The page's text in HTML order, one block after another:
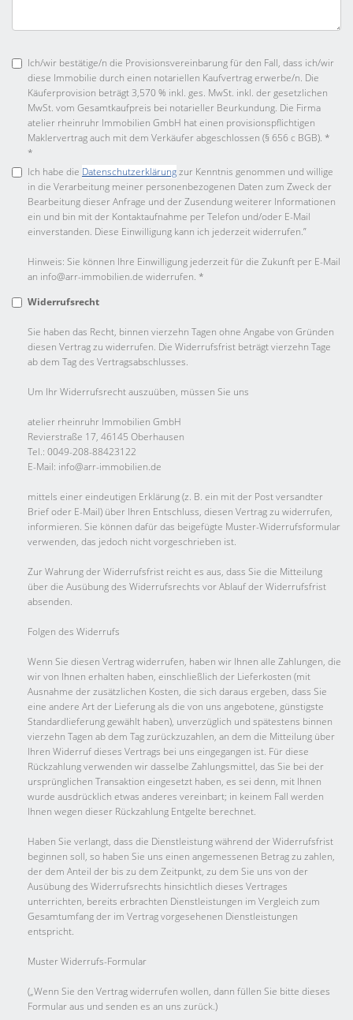
Ich/wir bestätige/n die Provisionsvereinbarung für den Fall, dass ich/wir
diese Immobilie durch einen notariellen Kaufvertrag erwerbe/n. Die
Käuferprovision beträgt 3,570 % inkl. ges. MwSt. inkl. der gesetzlichen
MwSt. vom Gesamtkaufpreis bei notarieller Beurkundung. Die Firma
atelier rheinruhr Immobilien GmbH hat einen provisionspflichtigen
Maklervertrag auch mit dem Verkäufer abgeschlossen (§ 656 c BGB). *
*
Ich habe die Datenschutzerklärungzur Kenntnis genommen und willige
in die Verarbeitung meiner personenbezogenen Daten zum Zweck der
Bearbeitung dieser Anfrage und der Zusendung weiterer Informationen
ein und bin mit der Kontaktaufnahme per Telefon und/oder E-Mail
einverstanden. Diese Einwilligung kann ich jederzeit widerrufen.”
Hinweis: Sie können Ihre Einwilligung jederzeit für die Zukunft per E-Mail
an info@arr-immobilien.de widerrufen. *
Widerrufsrecht
Sie haben das Recht, binnen vierzehn Tagen ohne Angabe von Gründen
diesen Vertrag zu widerrufen. Die Widerrufsfrist beträgt vierzehn Tage
ab dem Tag des Vertragsabschlusses.
Um Ihr Widerrufsrecht auszuüben, müssen Sie uns
atelier rheinruhr Immobilien GmbH
Revierstraße 17, 46145 Oberhausen
Tel.: 0049-208-88423122
E-Mail: info@arr-immobilien.de
mittels einer eindeutigen Erklärung (z. B. ein mit der Post versandter
Brief oder E-Mail) über Ihren Entschluss, diesen Vertrag zu widerrufen,
informieren. Sie können dafür das beigefügte Muster-Widerrufsformular
verwenden, das jedoch nicht vorgeschrieben ist.
Zur Wahrung der Widerrufsfrist reicht es aus, dass Sie die Mitteilung
über die Ausübung des Widerrufsrechts vor Ablauf der Widerrufsfrist
absenden.
Folgen des Widerrufs
Wenn Sie diesen Vertrag widerrufen, haben wir Ihnen alle Zahlungen, die
wir von Ihnen erhalten haben, einschließlich der Lieferkosten (mit
Ausnahme der zusätzlichen Kosten, die sich daraus ergeben, dass Sie
eine andere Art der Lieferung als die von uns angebotene, günstigste
Standardlieferung gewählt haben), unverzüglich und spätestens binnen
vierzehn Tagen ab dem Tag zurückzuzahlen, an dem die Mitteilung über
Ihren Widerruf dieses Vertrags bei uns eingegangen ist. Für diese
Rückzahlung verwenden wir dasselbe Zahlungsmittel, das Sie bei der
ursprünglichen Transaktion eingesetzt haben, es sei denn, mit Ihnen
wurde ausdrücklich etwas anderes vereinbart; in keinem Fall werden
Ihnen wegen dieser Rückzahlung Entgelte berechnet.
Haben Sie verlangt, dass die Dienstleistung während der Widerrufsfrist
beginnen soll, so haben Sie uns einen angemessenen Betrag zu zahlen,
der dem Anteil der bis zu dem Zeitpunkt, zu dem Sie uns von der
Ausübung des Widerrufsrechts hinsichtlich dieses Vertrages
unterrichten, bereits erbrachten Dienstleistungen im Vergleich zum
Gesamtumfang der im Vertrag vorgesehenen Dienstleistungen
entspricht.
Muster Widerrufs-Formular
(„Wenn Sie den Vertrag widerrufen wollen, dann füllen Sie bitte dieses
Formular aus und senden es an uns zurück.)